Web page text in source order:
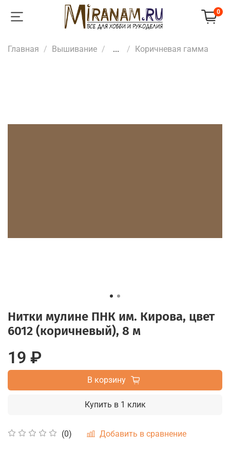
0
Главная Вышивание ... Коричневая гамма
Нитки мулине ПНК им. Кирова, цвет
6012 (коричневый), 8 м
(0) Добавить в сравнение
19 ₽
В корзину
Купить в 1 клик